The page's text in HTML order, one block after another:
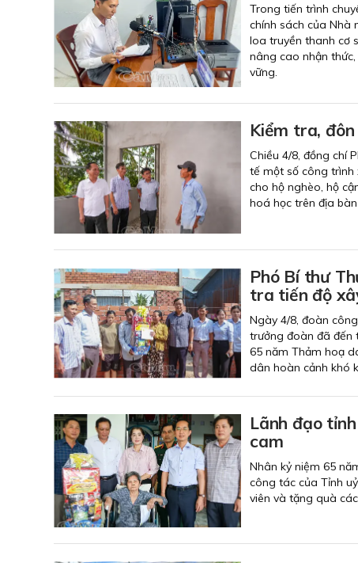
Trong tiến trình
chính sách của Nhà
loa truyền thanh cơ
nâng cao nhận
vững.
Kiểm tra,
Chiều 4/8, đồng chí
tế một số công trình
cho hộ nghèo, hộ
hoá học trên địa
Phó Bí thư
tra tiến độ
Ngày 4/8, đoàn
trưởng đoàn đã đến
65 năm Thảm hoạ
dân hoàn cảnh khó
Lãnh đạo
cam
Nhân kỷ niệm 65
công tác của Tỉnh
viên và tặng quà